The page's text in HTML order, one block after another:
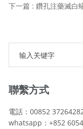
下一篇 : 鑽孔注藥滅白
聯繫方式
電話：00852
whatsapp：+852